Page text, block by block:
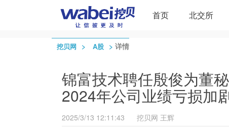
首页 北交所
挖贝网 > A股 > 详情
锦富技术聘任殷俊为董
2024年公司业绩亏损加
2025/3/13 12:11:43 挖贝网 王辉